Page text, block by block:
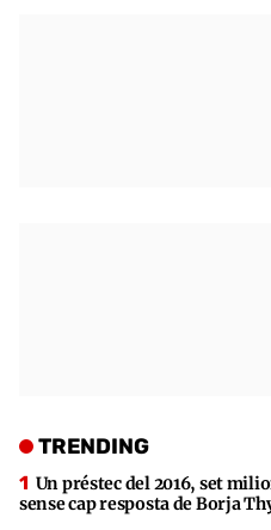
TRENDING
Un préstec del 2016, set
sense cap resposta de Borja